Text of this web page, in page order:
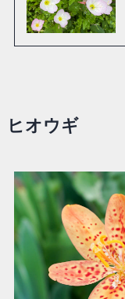
ヒオウギ